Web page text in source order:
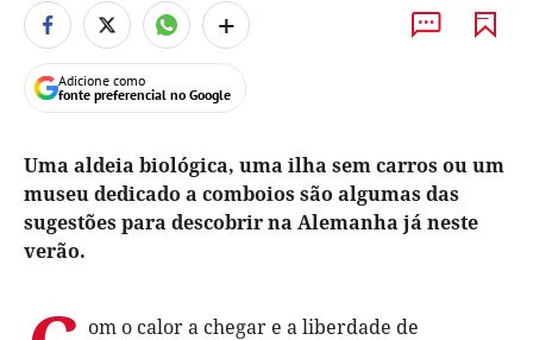
+
Adicione como
fonte preferencial no Google
Uma aldeia biológica, uma ilha sem carros ou um
museu dedicado a comboios são algumas das
sugestões para descobrir na Alemanha já neste
verão.
om o calor a chegar e a liberdade de